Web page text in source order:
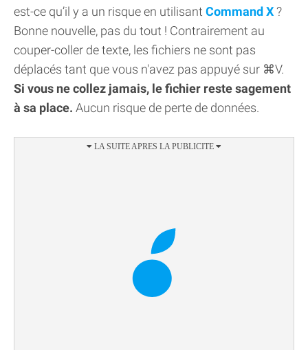
est-ce qu’il y a un risque en utilisant Command X?
Bonne nouvelle, pas du tout ! Contrairement au
couper-coller de texte, les fichiers ne sont pas
déplacés tant que vous n'avez pas appuyé sur ⌘V.
Si vous ne collez jamais, le fichier reste sagement
à sa place. Aucun risque de perte de données.